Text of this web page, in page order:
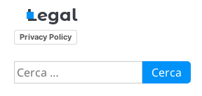
Legal
Privacy Policy
Ricerca
per: